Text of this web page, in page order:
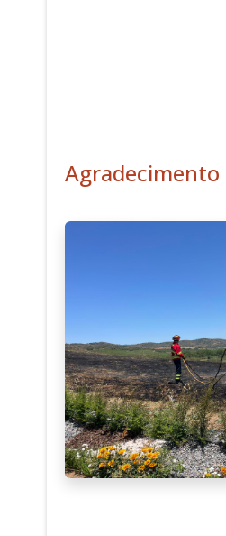
Agradecimento